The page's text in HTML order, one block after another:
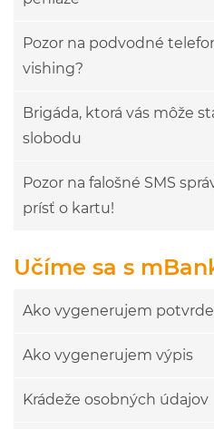
Pozor na podvodné
vishing?
Brigáda, ktorá vás môže
slobodu
Pozor na falošné SMS
prísť o kartu!
Učíme sa s
Ako vygenerujem
Ako vygenerujem výpis
Krádeže osobných údajov